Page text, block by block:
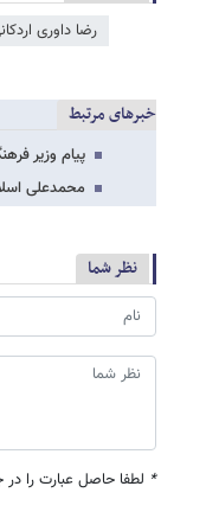
رضا داوری
خبرهای مرتبط
پیام وزیر
محمدعلی
نظر شما
* لطفا حاصل عبارت را در